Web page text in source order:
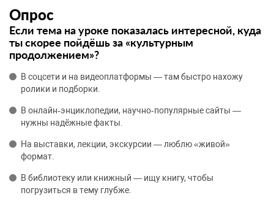
Опрос
Если тема на уроке показалась интересной, куда
ты скорее пойдёшь за «культурным
продолжением»?
В соцсети и на видеоплатформы — там быстро нахожу
ролики и подборки.
В онлайн‑энциклопедии, научно‑популярные сайты —
нужны надёжные факты.
На выставки, лекции, экскурсии — люблю «живой»
формат.
В библиотеку или книжный — ищу книгу, чтобы
погрузиться в тему глубже.